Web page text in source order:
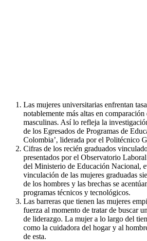
Las mujeres universitarias enfrentan
notablemente más altas en comparación
masculinas. Así lo refleja la
de los Egresados de Programas de
Colombia’, liderada por el Politécnico
Cifras de los recién graduados
presentados por el Observatorio
del Ministerio de Educación Nacional,
vinculación de las mujeres graduadas
de los hombres y las brechas se
programas técnicos y tecnológicos.
Las barreras que tienen las mujeres
fuerza al momento de tratar de buscar
de liderazgo. La mujer a lo largo del
como la cuidadora del hogar y al
de esta.